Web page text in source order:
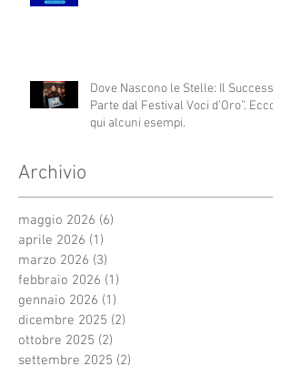
Dove Nascono le Stelle: Il Successo
Parte dal Festival Voci d’Oro”. Ecco
qui alcuni esempi.
Archivio
maggio 2026 (6)
aprile 2026 (1)
marzo 2026 (3)
febbraio 2026 (1)
gennaio 2026 (1)
dicembre 2025 (2)
ottobre 2025 (2)
settembre 2025 (2)